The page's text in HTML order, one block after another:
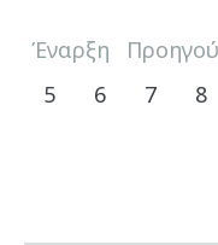
Έναρξη
5
6 7 8